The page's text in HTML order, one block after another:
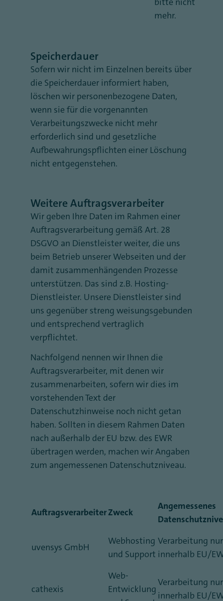
mehr.
Speicherdauer
Sofern wir nicht im Einzelnen bereits über
die Speicherdauer informiert haben,
löschen wir personenbezogene Daten,
wenn sie für die vorgenannten
Verarbeitungszwecke nicht mehr
erforderlich sind und gesetzliche
Aufbewahrungspflichten einer Löschung
nicht entgegenstehen.
Weitere Auftragsverarbeiter
Wir geben Ihre Daten im Rahmen einer
Auftragsverarbeitung gemäß Art. 28
DSGVO an Dienstleister weiter, die uns
beim Betrieb unserer Webseiten und der
damit zusammenhängenden Prozesse
unterstützen. Das sind z.B. Hosting-
Dienstleister. Unsere Dienstleister sind
uns gegenüber streng weisungsgebunden
und entsprechend vertraglich
verpflichtet.
Nachfolgend nennen wir Ihnen die
Auftragsverarbeiter, mit denen wir
zusammenarbeiten, sofern wir dies im
vorstehenden Text der
Datenschutzhinweise noch nicht getan
haben. Sollten in diesem Rahmen Daten
nach außerhalb der EU bzw. des EWR
übertragen werden, machen wir Angaben
zum angemessenen Datenschutzniveau.
AuftragsverarbeiterZweck
Angemessenes
uvensys GmbH
Webhosting
und Support
Verarbeitung nur
innerhalb EU/
cathexis
Web-
Entwicklung
Verarbeitung nur
innerhalb EU/